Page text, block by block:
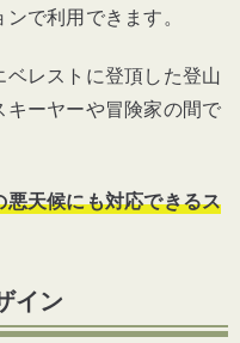
で利用できます。
レストに登頂した登山
ーヤーや冒険家の間で
天候にも対応できるス
イン